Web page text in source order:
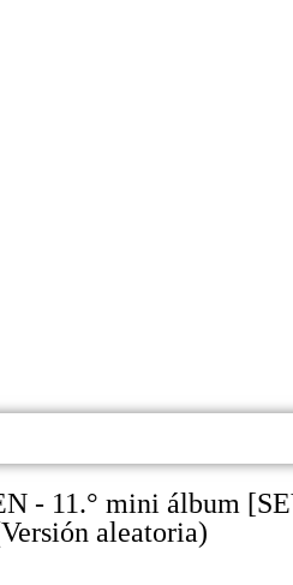
- 11.° mini álbum
aleatoria)